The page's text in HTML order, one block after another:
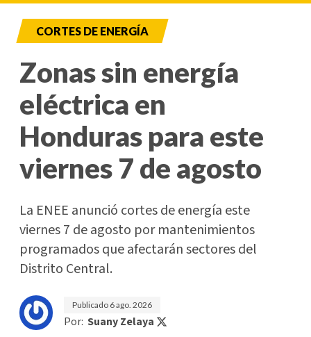
CORTES DE ENERGÍA
Zonas sin energía
eléctrica en
Honduras para este
viernes 7 de agosto
La ENEE anunció cortes de energía este
viernes 7 de agosto por mantenimientos
programados que afectarán sectores del
Distrito Central.
Publicado 6 ago. 2026
Por: Suany Zelaya